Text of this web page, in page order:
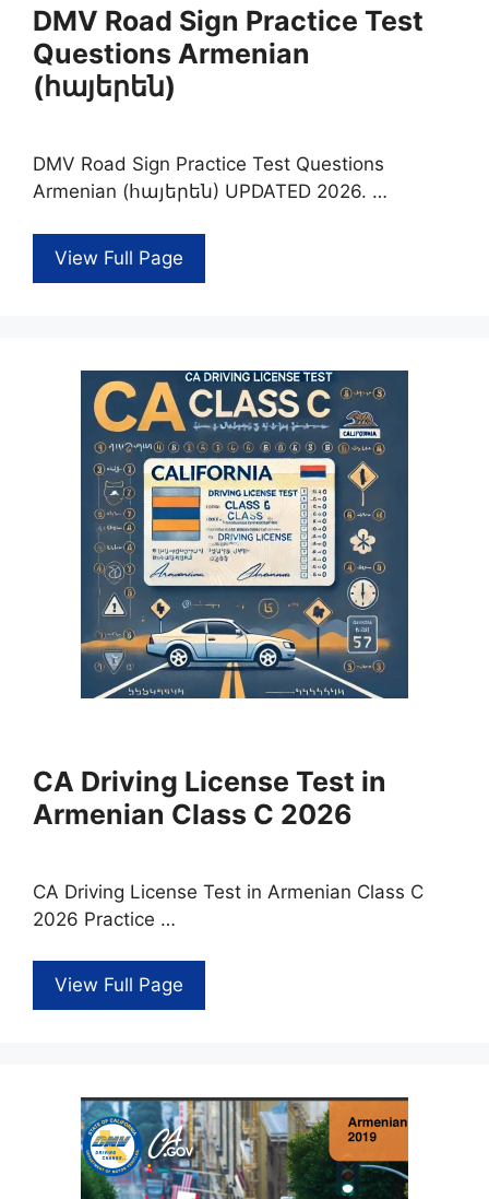
DMV Road Sign Practice Test
Questions Armenian
(հայերեն)
DMV Road Sign Practice Test Questions
Armenian (հայերեն) UPDATED 2026. …
View Full Page
CA Driving License Test in
Armenian Class C 2026
CA Driving License Test in Armenian Class C
2026 Practice …
View Full Page